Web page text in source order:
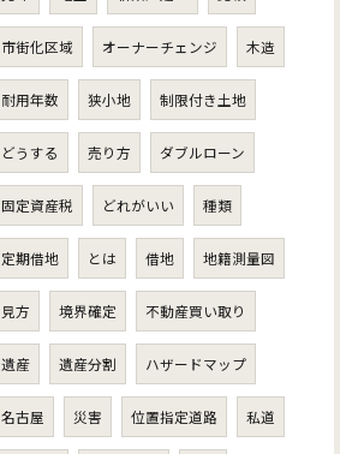
市街化区域 オーナーチェンジ 木造
耐用年数 狭小地 制限付き土地
どうする 売り方 ダブルローン
固定資産税 どれがいい 種類
定期借地 とは 借地 地籍測量図
見方 境界確定 不動産買い取り
遺産 遺産分割 ハザードマップ
名古屋 災害 位置指定道路 私道